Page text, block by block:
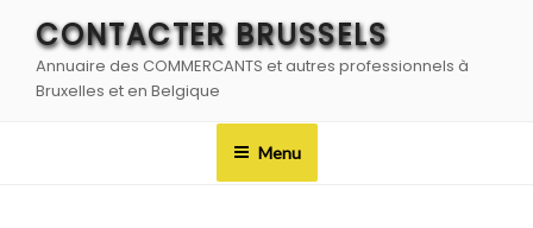
contenu
principal
CONTACTER BRUSSELS
Annuaire des COMMERCANTS et autres professionnels à
Bruxelles et en Belgique
Menu